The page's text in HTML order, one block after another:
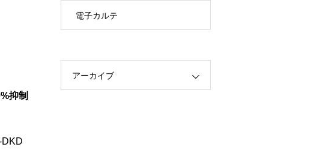
抑制
DKD
電子カルテ
アーカイブ